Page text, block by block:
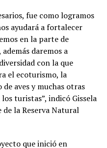
fue como logramos
ayudará a fortalecer
en la parte de
daremos a
con la que
el ecoturismo, la
aves y muchas otras
turistas”, indicó Gissela
la Reserva Natural
que inició en